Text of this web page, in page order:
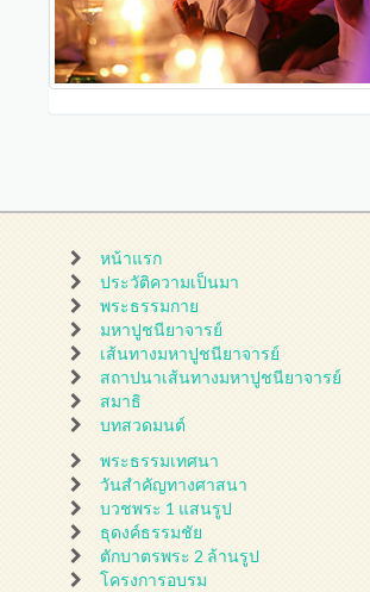
หน้าแรก
ประวัติความเป็นมา
พระธรรมกาย
มหาปูชนียาจารย์
เส้นทางมหาปูชนียาจารย์
สถาปนาเส้นทางมหาปูชนียาจารย์
สมาธิ
บทสวดมนต์
พระธรรมเทศนา
วันสำคัญทางศาสนา
บวชพระ 1 แสนรูป
ธุดงค์ธรรมชัย
ตักบาตรพระ 2 ล้านรูป
โครงการอบรม